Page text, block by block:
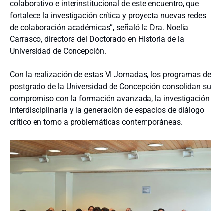
colaborativo e interinstitucional de este encuentro, que
fortalece la investigación crítica y proyecta nuevas redes
de colaboración académicas”, señaló la Dra. Noelia
Carrasco, directora del Doctorado en Historia de la
Universidad de Concepción.
Con la realización de estas VI Jornadas, los programas de
postgrado de la Universidad de Concepción consolidan su
compromiso con la formación avanzada, la investigación
interdisciplinaria y la generación de espacios de diálogo
crítico en torno a problemáticas contemporáneas.